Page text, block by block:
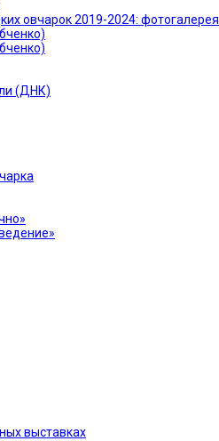
овчарок 2019-2024: фотогалерея
(ДНК)
выставках